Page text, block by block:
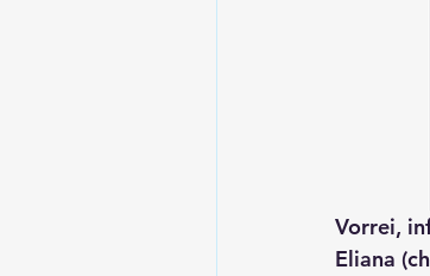
Vorrei,
Eliana